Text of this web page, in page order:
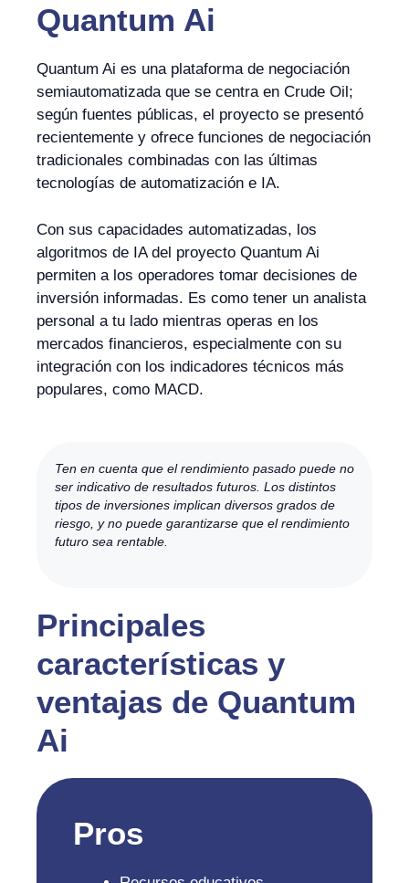
Quantum Ai
Quantum Ai es una plataforma de negociación
semiautomatizada que se centra en Crude Oil;
según fuentes públicas, el proyecto se presentó
recientemente y ofrece funciones de negociación
tradicionales combinadas con las últimas
tecnologías de automatización e IA.
Con sus capacidades automatizadas, los
algoritmos de IA del proyecto Quantum Ai
permiten a los operadores tomar decisiones de
inversión informadas. Es como tener un analista
personal a tu lado mientras operas en los
mercados financieros, especialmente con su
integración con los indicadores técnicos más
populares, como MACD.
Ten en cuenta que el rendimiento pasado puede no
ser indicativo de resultados futuros. Los distintos
tipos de inversiones implican diversos grados de
riesgo, y no puede garantizarse que el rendimiento
futuro sea rentable.
Principales
características y
ventajas de Quantum
Ai
Pros